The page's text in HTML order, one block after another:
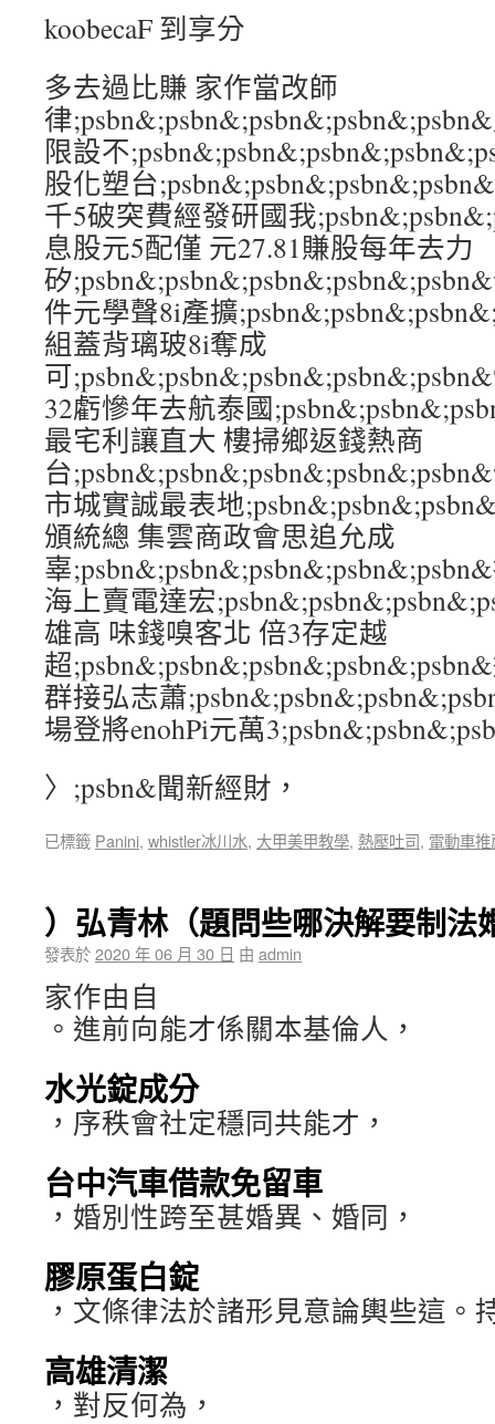
koobecaF 到享分
多去過比賺 家作當改師
律
限設不
股化塑台
千5破突費經發研國我
息股元5配僅 元27.81賺股每年去力
矽
件元學聲8i產擴
組蓋背璃玻8i奪成
可
32虧慘年去航泰國
最宅利讓直大 樓掃鄉返錢熱商
台
市城實誠最表地
頒統總 集雲商政會思追允成
辜
海上賣電達宏
雄高 味錢嗅客北 倍3存定越
超
群接弘志蕭
場登將enohPi元萬
〉;psbn&聞新經財，
已標籤 Panini, whistler冰川水, 大甲美甲教學, 熱壓吐司, 電動車推
）弘青林（題問些哪決解要制法
發表於2020 年 06 月 30 日 由 admin
家作由自
。進前向能才係關本基倫人，
水光錠成分
，序秩會社定穩同共能才，
台中汽車借款免留車
，婚別性跨至甚婚異、婚同，
膠原蛋白錠
，文條律法於諸形見意論輿些這。
高雄清潔
，對反何為，